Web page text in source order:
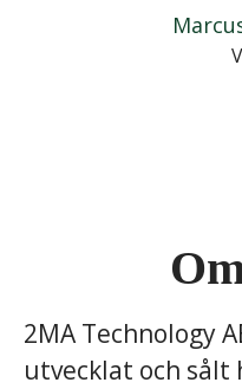
2MA Technology
utvecklat och sålt